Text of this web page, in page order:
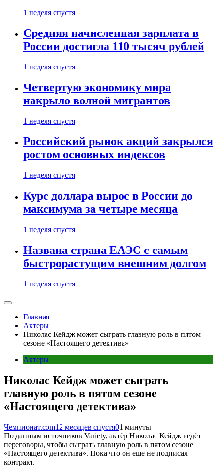
1 неделя спустя
Средняя начисленная зарплата в
России достигла 110 тысяч рублей
1 неделя спустя
Четвертую экономику мира
накрыло волной мигрантов
1 неделя спустя
Российский рынок акций закрылся
ростом основных индексов
1 неделя спустя
Курс доллара вырос в России до
максимума за четыре месяца
1 неделя спустя
Названа страна ЕАЭС с самым
быстрорастущим внешним долгом
1 неделя спустя
Главная
Актеры
Николас Кейдж может сыграть главную роль в пятом
сезоне «Настоящего детектива»
Актеры
Николас Кейдж может сыграть
главную роль в пятом сезоне
«Настоящего детектива»
Чемпионат.com12 месяцев спустя01 минуты
По данным источников Variety, актёр Николас Кейдж ведёт
переговоры, чтобы сыграть главную роль в пятом сезоне
«Настоящего детектива». Пока что он ещё не подписал
контракт.